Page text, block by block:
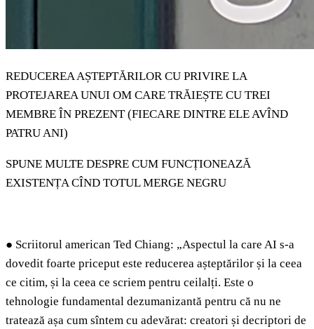
REDUCEREA AȘTEPTĂRILOR CU PRIVIRE LA
PROTEJAREA UNUI OM CARE TRĂIEȘTE CU TREI
MEMBRE ÎN PREZENT (FIECARE DINTRE ELE AVÎND
PATRU ANI)
SPUNE MULTE DESPRE CUM FUNCȚIONEAZĂ
EXISTENȚA CÎND TOTUL MERGE NEGRU
● Scriitorul american Ted Chiang: „Aspectul la care AI s-a
dovedit foarte priceput este reducerea așteptărilor și la ceea
ce citim, și la ceea ce scriem pentru ceilalți. Este o
tehnologie fundamental dezumanizantă pentru că nu ne
tratează așa cum sîntem cu adevărat: creatori și decriptori de